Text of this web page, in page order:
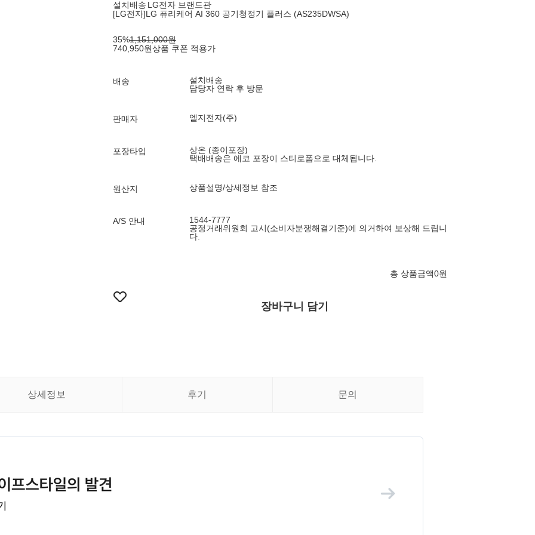
설치배송 LG전자 브랜드관
[LG전자]LG 퓨리케어 AI 360 공기청정기 플러스 (AS235DWSA)
35%1,151,000원
740,950원상품 쿠폰 적용가
배송
설치배송
담당자 연락 후 방문
판매자 엘지전자(주)
포장타입
상온 (종이포장)
택배배송은 에코 포장이 스티로폼으로 대체됩니다.
원산지 상품설명/상세정보 참조
A/S 안내
1544-7777
공정거래위원회 고시(소비자분쟁해결기준)에 의거하여 보상해 드립니
다.
총 상품금액0원
장바구니 담기
상세정보 후기 문의